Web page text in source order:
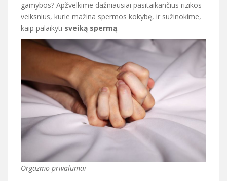
gamybos? Apžvelkime dažniausiai pasitaikančius rizikos
veiksnius, kurie mažina spermos kokybę, ir sužinokime,
kaip palaikyti sveiką spermą.
Orgazmo privalumai